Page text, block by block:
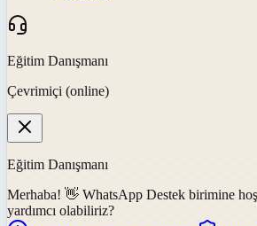
Eğitim Danışmanı
Çevrimiçi (online)
Eğitim Danışmanı
Merhaba! 👋 WhatsApp Destek birimine
yardımcı olabiliriz?